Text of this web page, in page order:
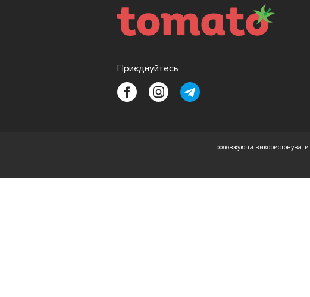
Приєднуйтесь
Продовжуючи використовувати